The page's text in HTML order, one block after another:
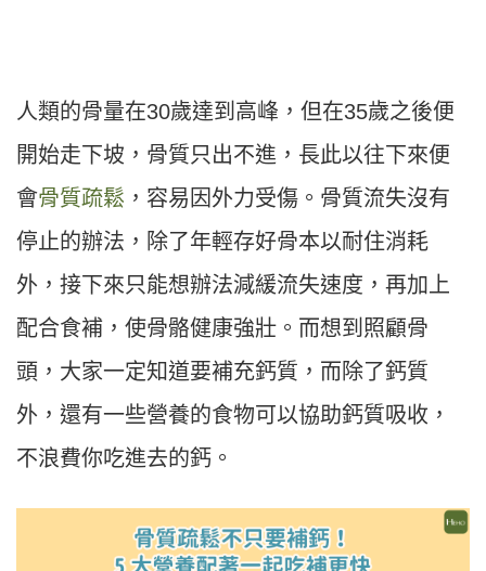
人類的骨量在30歲達到高峰，但在35歲之後便
開始走下坡，骨質只出不進，長此以往下來便
會骨質疏鬆 ，容易因外力受傷。骨質流失沒有
停止的辦法，除了年輕存好骨本以耐住消耗
外，接下來只能想辦法減緩流失速度，再加上
配合食補，使骨骼健康強壯。而想到照顧骨
頭，大家一定知道要補充鈣質，而除了鈣質
外，還有一些營養的食物可以協助鈣質吸收，
不浪費你吃進去的鈣。